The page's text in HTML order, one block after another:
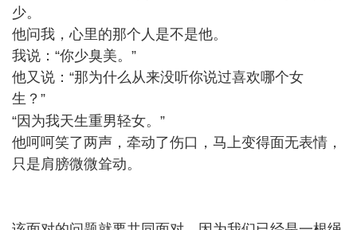
少。
他问我，心里的那个人是不是他。
我说：“你少臭美。”
他又说：“那为什么从来没听你说过喜欢哪个女
生？”
“因为我天生重男轻女。”
他呵呵笑了两声，牵动了伤口，马上变得面无表情，
只是肩膀微微耸动。